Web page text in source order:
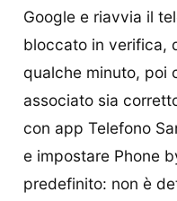
Google e riavvia il
bloccato in verifica,
qualche minuto, poi
associato sia
con app Telefono
e impostare Phone
predefinito: non è